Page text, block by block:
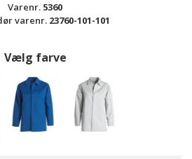
Varenr. 5360
varenr. 23760-101-101
Vælg farve